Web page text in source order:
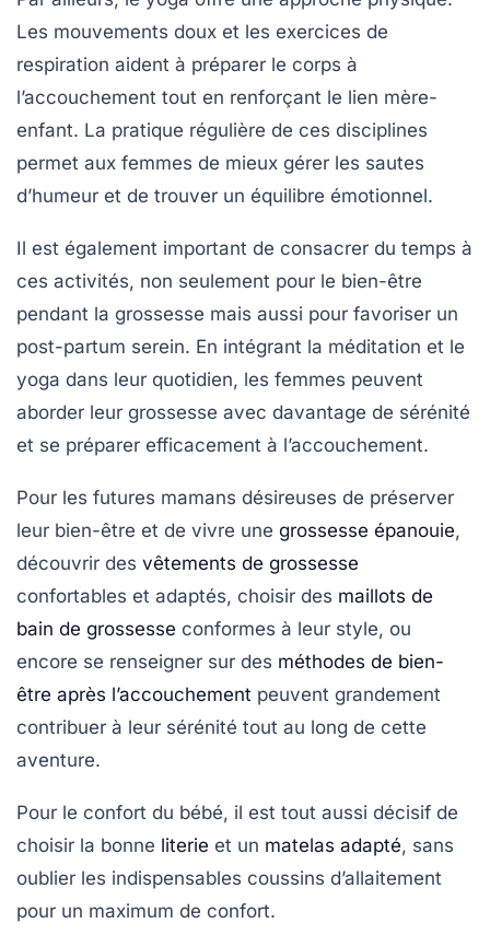
Les mouvements doux et les exercices de
respiration aident à préparer le corps à
l’accouchement tout en renforçant le lien mère-
enfant. La pratique régulière de ces disciplines
permet aux femmes de mieux gérer les sautes
d’humeur et de trouver un équilibre émotionnel.
Il est également important de consacrer du temps à
ces activités, non seulement pour le bien-être
pendant la grossesse mais aussi pour favoriser un
post-partum serein. En intégrant la méditation et le
yoga dans leur quotidien, les femmes peuvent
aborder leur grossesse avec davantage de sérénité
et se préparer efficacement à l’accouchement.
Pour les futures mamans désireuses de préserver
leur bien-être et de vivre une grossesse épanouie,
découvrir des vêtements de grossesse
confortables et adaptés, choisir des maillots de
bain de grossesse conformes à leur style, ou
encore se renseigner sur des méthodes de bien-
être après l’accouchement peuvent grandement
contribuer à leur sérénité tout au long de cette
aventure.
Pour le confort du bébé, il est tout aussi décisif de
choisir la bonne literie et un matelas adapté, sans
oublier les indispensables coussins d’allaitement
pour un maximum de confort.